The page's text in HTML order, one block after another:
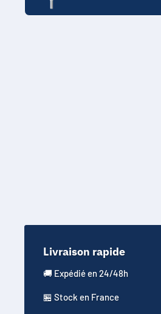
Livraison rapide
🚚 Expédié en 24/48h
🏪 Stock en France